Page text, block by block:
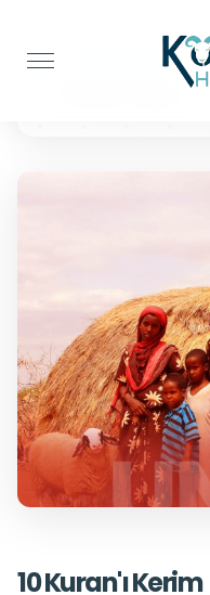
10 Kuran'ı Kerim